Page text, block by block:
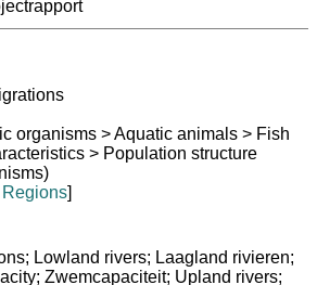
organisms > Aquatic animals > Fish
> Population structure
]
Lowland rivers; Laagland rivieren;
Zwemcapaciteit; Upland rivers;